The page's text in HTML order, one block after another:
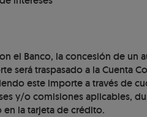
el Banco, la concesión de
será traspasado a la Cuenta
este importe a través de
y/o comisiones aplicables,
la tarjeta de crédito.